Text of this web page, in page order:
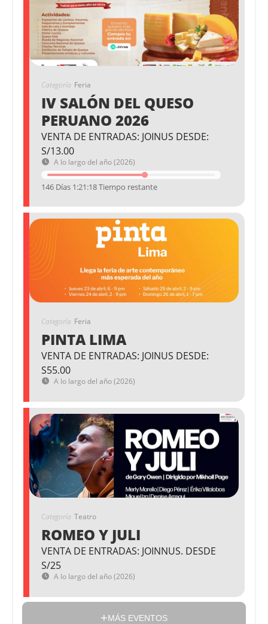
Categoría Feria
IV SALÓN DEL QUESO
PERUANO 2026
VENTA DE ENTRADAS: JOINUS DESDE:
S/13.00
A lo largo del año (2026)
146 Días 1:21:17 Tiempo restante
Categoría Feria
PINTA LIMA
VENTA DE ENTRADAS: JOINUS DESDE:
S55.00
A lo largo del año (2026)
Categoría Teatro
ROMEO Y JULI
VENTA DE ENTRADAS: JOINNUS. DESDE
S/25
A lo largo del año (2026)
MÁS EVENTOS